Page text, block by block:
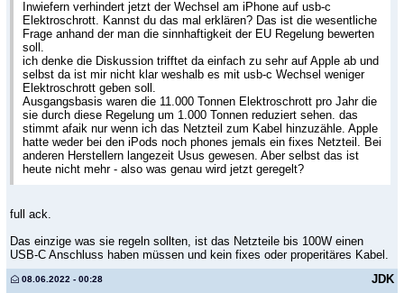
Inwiefern verhindert jetzt der Wechsel am iPhone auf usb-c
Elektroschrott. Kannst du das mal erklären? Das ist die wesentliche
Frage anhand der man die sinnhaftigkeit der EU Regelung bewerten
soll.
ich denke die Diskussion trifftet da einfach zu sehr auf Apple ab und
selbst da ist mir nicht klar weshalb es mit usb-c Wechsel weniger
Elektroschrott geben soll.
Ausgangsbasis waren die 11.000 Tonnen Elektroschrott pro Jahr die
sie durch diese Regelung um 1.000 Tonnen reduziert sehen. das
stimmt afaik nur wenn ich das Netzteil zum Kabel hinzuzähle. Apple
hatte weder bei den iPods noch phones jemals ein fixes Netzteil. Bei
anderen Herstellern langezeit Usus gewesen. Aber selbst das ist
heute nicht mehr - also was genau wird jetzt geregelt?
full ack.
Das einzige was sie regeln sollten, ist das Netzteile bis 100W einen
USB-C Anschluss haben müssen und kein fixes oder properitäres Kabel.
JDK
08.06.2022 - 00:28